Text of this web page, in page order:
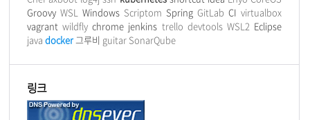
Groovy WSL Windows Scriptom Spring GitLab CI virtualbox
vagrant wildfly chrome jenkins trello devtools WSL2 Eclipse
java docker그루비 guitar SonarQube
링크